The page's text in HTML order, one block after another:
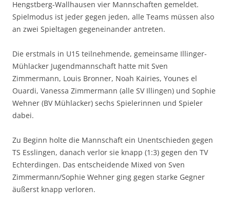
Hengstberg-Wallhausen vier Mannschaften gemeldet.
Spielmodus ist jeder gegen jeden, alle Teams müssen also
an zwei Spieltagen gegeneinander antreten.
Die erstmals in U15 teilnehmende, gemeinsame Illinger-
Mühlacker Jugendmannschaft hatte mit Sven
Zimmermann, Louis Bronner, Noah Kairies, Younes el
Ouardi, Vanessa Zimmermann (alle SV Illingen) und Sophie
Wehner (BV Mühlacker) sechs Spielerinnen und Spieler
dabei.
Zu Beginn holte die Mannschaft ein Unentschieden gegen
TS Esslingen, danach verlor sie knapp (1:3) gegen den TV
Echterdingen. Das entscheidende Mixed von Sven
Zimmermann/Sophie Wehner ging gegen starke Gegner
äußerst knapp verloren.